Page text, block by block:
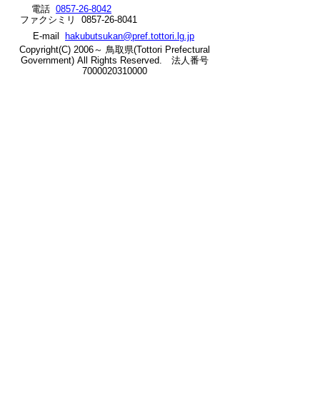
へ
の
電話 0857-26-8042
ファクシミリ 0857-26-8041
E-mail
hakubutsukan@pref.tottori.lg.jp
Copyright(C) 2006～ 鳥取県(Tottori Prefectural
Government) All Rights Reserved. 法人番号
7000020310000